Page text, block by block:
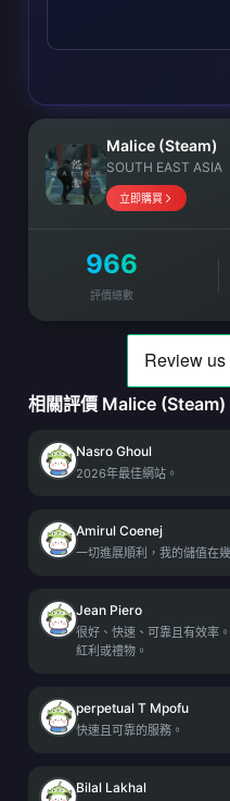
Malice (Steam)
SOUTH EAST ASIA
立即購買
966
評價總數
相關評價 Malice (Steam)
Nasro Ghoul
2026年最佳網站。
Amirul Coenej
一切進展順利，我的儲值在
Jean Piero
很好、快速、可靠且有效率
紅利或禮物。
perpetual T Mpofu
快速且可靠的服務。
Bilal Lakhal